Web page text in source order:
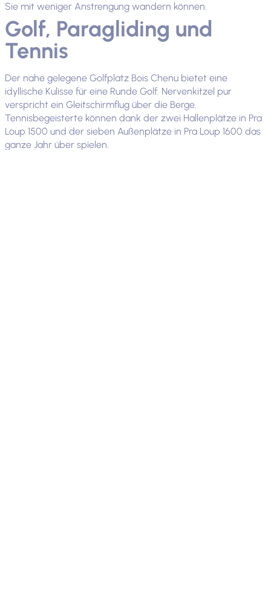
Sie mit weniger Anstrengung wandern können.
Golf, Paragliding und
Tennis
Der nahe gelegene Golfplatz Bois Chenu bietet eine
idyllische Kulisse für eine Runde Golf. Nervenkitzel pur
verspricht ein Gleitschirmflug über die Berge.
Tennisbegeisterte können dank der zwei Hallenplätze in Pra
Loup 1500 und der sieben Außenplätze in Pra Loup 1600 das
ganze Jahr über spielen.